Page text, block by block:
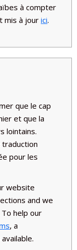
à compter
mis à jour ici.
que le cap
et que la
lointains.
traduction
pour les
website
and we
help our
, a